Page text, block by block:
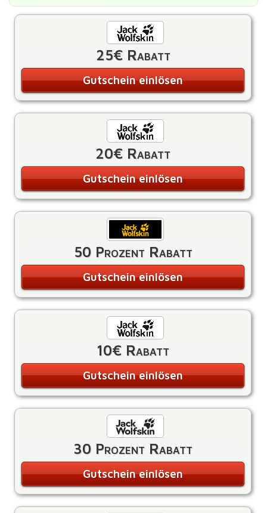
25€ Rabatt
Gutschein einlösen
20€ Rabatt
Gutschein einlösen
50 Prozent Rabatt
Gutschein einlösen
10€ Rabatt
Gutschein einlösen
30 Prozent Rabatt
Gutschein einlösen